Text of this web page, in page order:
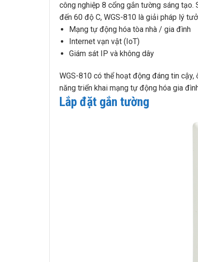
công nghiệp 8 cổng gắn tường sáng
đến 60 độ C, WGS-810 là giải pháp lý
Mạng tự động hóa tòa nhà / gia đình
Internet vạn vật (IoT)
Giám sát IP và không dây
WGS-810 có thể hoạt động đáng tin
năng triển khai mạng tự động hóa gia
Lắp đặt gắn tường